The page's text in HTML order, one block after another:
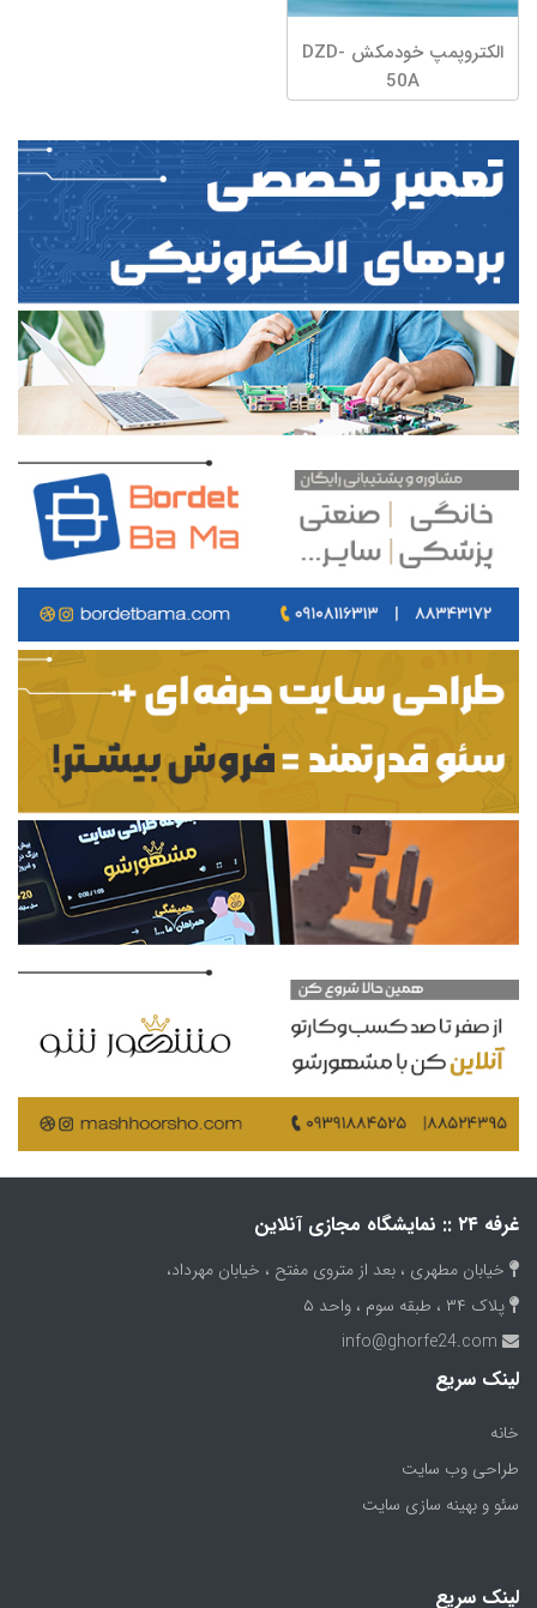
الکتروپمپ خودمکش DZD-
50A
غرفه ۲۴ :: نمایشگاه مجازی آنلاین
خیابان مطهری ، بعد از متروی مفتح ، خیابان مهرداد،
پلاک ۳۴ ، طبقه سوم ، واحد ۵
لینک سریع
خانه
طراحی وب سایت
سئو و بهینه سازی سایت
لینک سریع